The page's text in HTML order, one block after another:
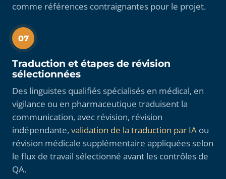
comme références contraignantes pour le projet.
07
Traduction et étapes de révision
sélectionnées
Des linguistes qualifiés spécialisés en médical, en
vigilance ou en pharmaceutique traduisent la
communication, avec révision, révision
indépendante, validation de la traduction par IA ou
révision médicale supplémentaire appliquées selon
le flux de travail sélectionné avant les contrôles de
QA.